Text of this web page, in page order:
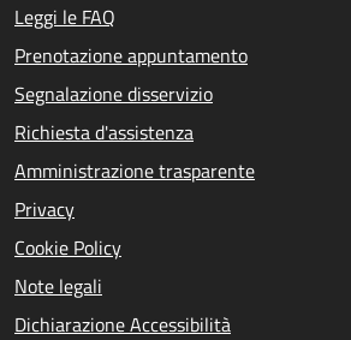
Leggi le FAQ
Prenotazione appuntamento
Segnalazione disservizio
Richiesta d'assistenza
Amministrazione trasparente
Privacy
Cookie Policy
Note legali
Dichiarazione Accessibilità